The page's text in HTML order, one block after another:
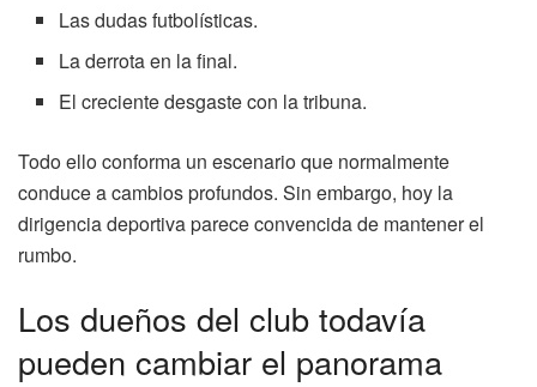
Las dudas futbolísticas.
La derrota en la final.
El creciente desgaste con la tribuna.
Todo ello conforma un escenario que normalmente
conduce a cambios profundos. Sin embargo, hoy la
dirigencia deportiva parece convencida de mantener el
rumbo.
Los dueños del club todavía
pueden cambiar el panorama